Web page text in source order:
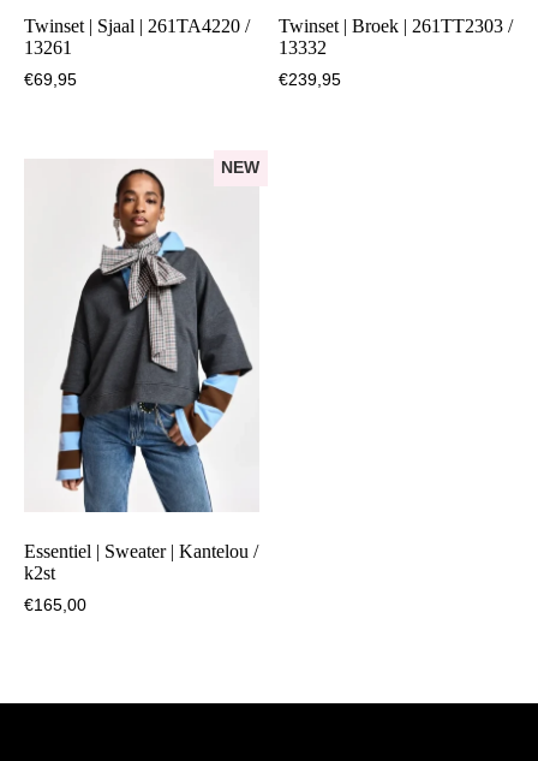
Twinset | Sjaal | 261TA4220 /
13261
€69,95
Twinset | Broek | 261TT2303 /
13332
€239,95
NEW
Essentiel | Sweater | Kantelou /
k2st
€165,00